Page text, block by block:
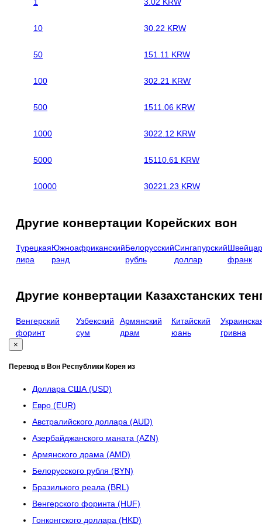
10 30.22 KRW
50 151.11 KRW
100 302.21 KRW
500 1511.06 KRW
1000 3022.12 KRW
5000 15110.61 KRW
10000 30221.23 KRW
Другие конвертации Корейских вон
Турецкая
лира
Южноафриканский
рэнд
Белорусский
рубль
Сингапурский
доллар
франк
Другие конвертации Казахстанских
Венгерский
форинт
Узбекский
сум
Армянский
драм
Китайский
юань
гривна
×
Перевод в Вон Республики Корея из
Доллара США (USD)
Евро (EUR)
Австралийского доллара (AUD)
Азербайджанского маната (AZN)
Армянского драма (AMD)
Белорусского рубля (BYN)
Бразилького реала (BRL)
Венгерского форинта (HUF)
Гонконгского доллара (HKD)